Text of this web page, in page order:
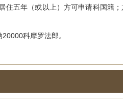
住五年（或以上）方可申请科国籍；
科摩罗法郎。